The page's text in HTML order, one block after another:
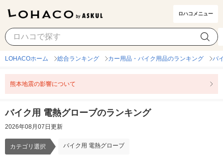
ロハコメニュー
バイク用 電熱グローブ カテゴリ選択
LOHACOホーム 総合ランキング カー用品・バイク用品のランキング バ
熊本地震の影響について
バイク用 電熱グローブのランキング
2026年08月07日更新
カテゴリ選択 バイク用 電熱グローブ